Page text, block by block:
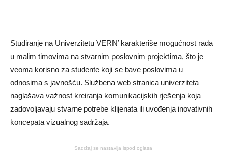
Studiranje na Univerzitetu VERN’ karakteriše mogućnost rada
u malim timovima na stvarnim poslovnim projektima, što je
veoma korisno za studente koji se bave poslovima u
odnosima s javnošću. Službena web stranica univerziteta
naglašava važnost kreiranja komunikacijskih rješenja koja
zadovoljavaju stvarne potrebe klijenata ili uvođenja inovativnih
koncepata vizualnog sadržaja.
Sadržaj se nastavlja ispod oglasa